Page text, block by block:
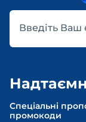
Введіть Ваш
Спеціальні
промокоди